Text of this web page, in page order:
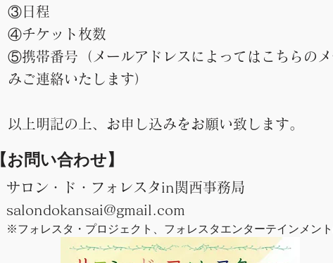
③日程
④チケット枚数
⑤携帯番号（メールアドレスによってはこちらの
みご連絡いたします）
以上明記の上、お申し込みをお願い致します。
【お問い合わせ】
サロン・ド・フォレスタin関西事務局
salondokansai@gmail.com
​※フォレスタ・プロジェクト、フォレスタエンターテインメン